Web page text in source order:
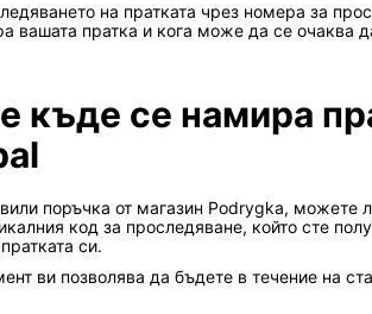
на пратката чрез номера за
вашата пратка и кога може да се очаква
къде се намира
поръчка от магазин Podrygka, можете
код за проследяване, който сте
си.
ви позволява да бъдете в течение на